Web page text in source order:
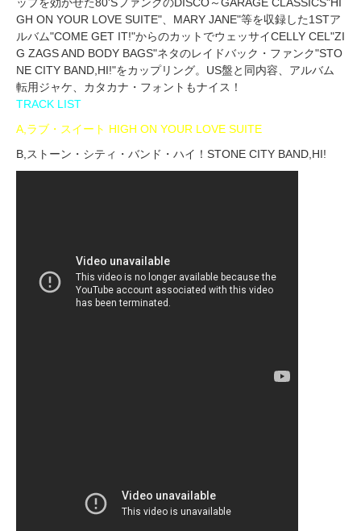
GH ON YOUR LOVE SUITE"、MARY JANE"等を収録した1STア
ルバム"COME GET IT!"からのカットでウェッサイCELLY CEL"ZI
G ZAGS AND BODY BAGS"ネタのレイドバック・ファンク"STO
NE CITY BAND,HI!"をカップリング。US盤と同内容、アルバム
転用ジャケ、カタカナ・フォントもナイス！
TRACK LIST
A,ラブ・スイート HIGH ON YOUR LOVE SUITE
B,ストーン・シティ・バンド・ハイ！STONE CITY BAND,HI!